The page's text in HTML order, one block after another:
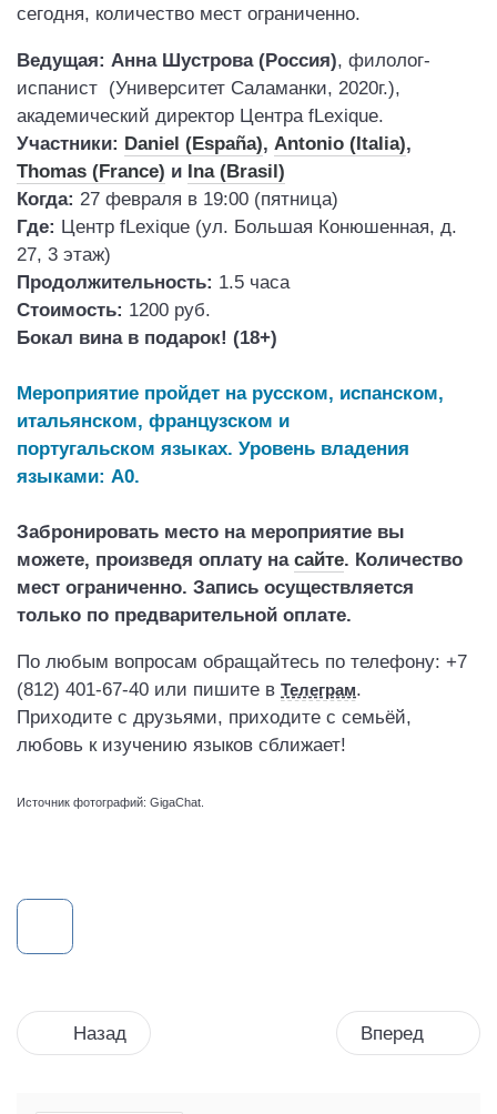
сегодня, количество мест ограниченно.
Ведущая: Анна Шустрова (Россия), филолог-
испанист (Университет Саламанки, 2020г.),
академический директор Центра fLexique.
Участники: Daniel (España), Antonio (Italia),
Thomas (France) и Ina (Brasil)
Когда: 27 февраля в 19:00 (пятница)
Где: Центр fLexique (ул. Большая Конюшенная, д.
27, 3 этаж)
Продолжительность: 1.5 часа
Стоимость: 1200 руб.
Бокал вина в подарок! (18+)
Мероприятие пройдет на русском, испанском,
итальянском, французском и
португальском языках. Уровень владения
языками: А0.
Забронировать место на мероприятие вы
можете, произведя оплату на сайте. Количество
мест ограниченно. Запись осуществляется
только по предварительной оплате.
По любым вопросам обращайтесь по телефону: +7
(812) 401-67-40 или пишите в Телеграм.
Приходите с друзьями, приходите с семьёй,
любовь к изучению языков сближает!
Источник фотографий: GigaChat.
Назад Вперед